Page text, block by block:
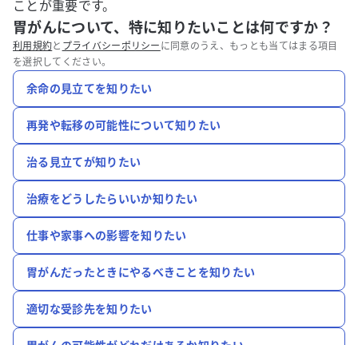
ことが重要です。
胃がんについて、特に知りたいことは何ですか？
利用規約と プライバシーポリシー に同意のうえ、もっとも当てはまる項目
を選択してください。
余命の見立てを知りたい
再発や転移の可能性について知りたい
治る見立てが知りたい
治療をどうしたらいいか知りたい
仕事や家事への影響を知りたい
胃がんだったときにやるべきことを知りたい
適切な受診先を知りたい